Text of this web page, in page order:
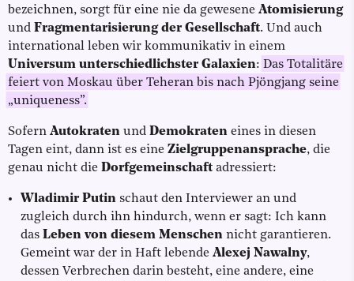
bezeichnen, sorgt für eine nie da gewesene Atomisierung
und Fragmentarisierung der Gesellschaft. Und auch
international leben wir kommunikativ in einem
Universum unterschiedlichster Galaxien: Das Totalitäre
feiert von Moskau über Teheran bis nach Pjöngjang seine
„uniqueness”.
Sofern Autokraten und Demokraten eines in diesen
Tagen eint, dann ist es eine Zielgruppenansprache, die
genau nicht die Dorfgemeinschaft adressiert:
Wladimir Putin schaut den Interviewer an und
zugleich durch ihn hindurch, wenn er sagt: Ich kann
das Leben von diesem Menschen nicht garantieren.
Gemeint war der in Haft lebende Alexej Nawalny,
dessen Verbrechen darin besteht, eine andere, eine